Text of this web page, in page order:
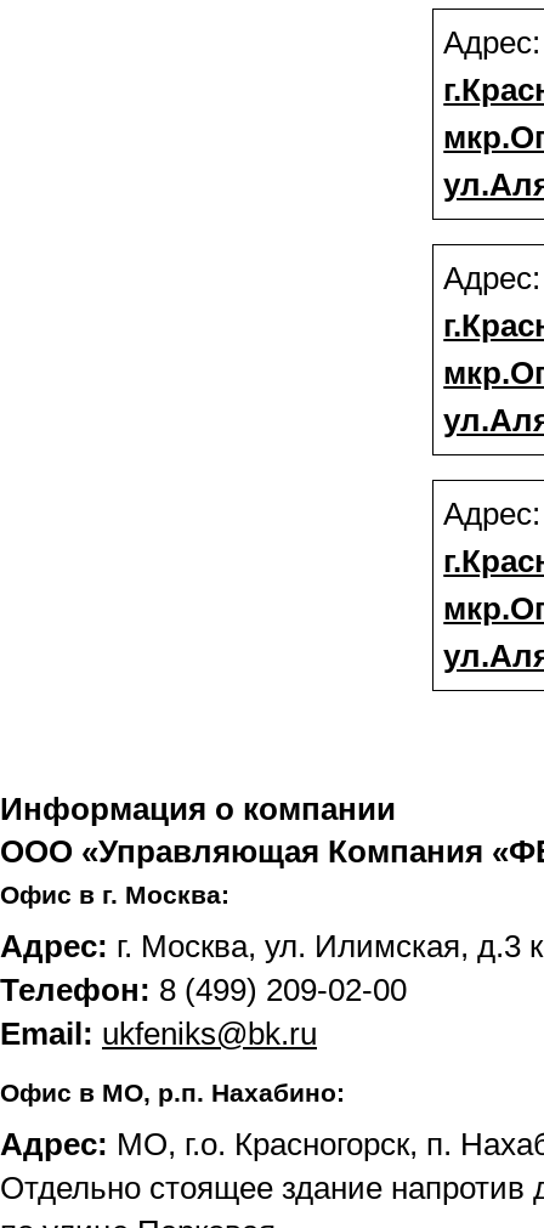
Информация о компании
ООО «Управляющая Компания
Офис в г. Москва:
Адрес: г. Москва, ул. Илимская, д.3
Телефон: 8 (499) 209-02-00
Email: ukfeniks@bk.ru
Офис в МО, р.п. Нахабино:
Адрес: МО, г.о. Красногорск, п.
Отдельно стоящее здание